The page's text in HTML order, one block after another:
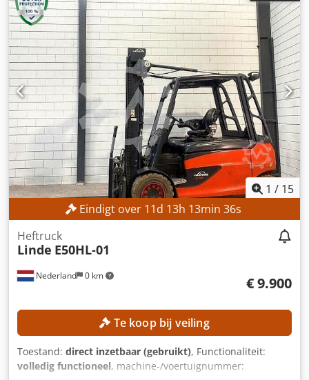
1 / 15
Eindigt over 11d 13h 13min 34s
Nederland 0 km
Heftruck
Linde E50HL-01
€ 9.900
Te koop bij veiling
Toestand: direct inzetbaar (gebruikt), Functionaliteit:
volledig functioneel, machine-/voertuignummer: